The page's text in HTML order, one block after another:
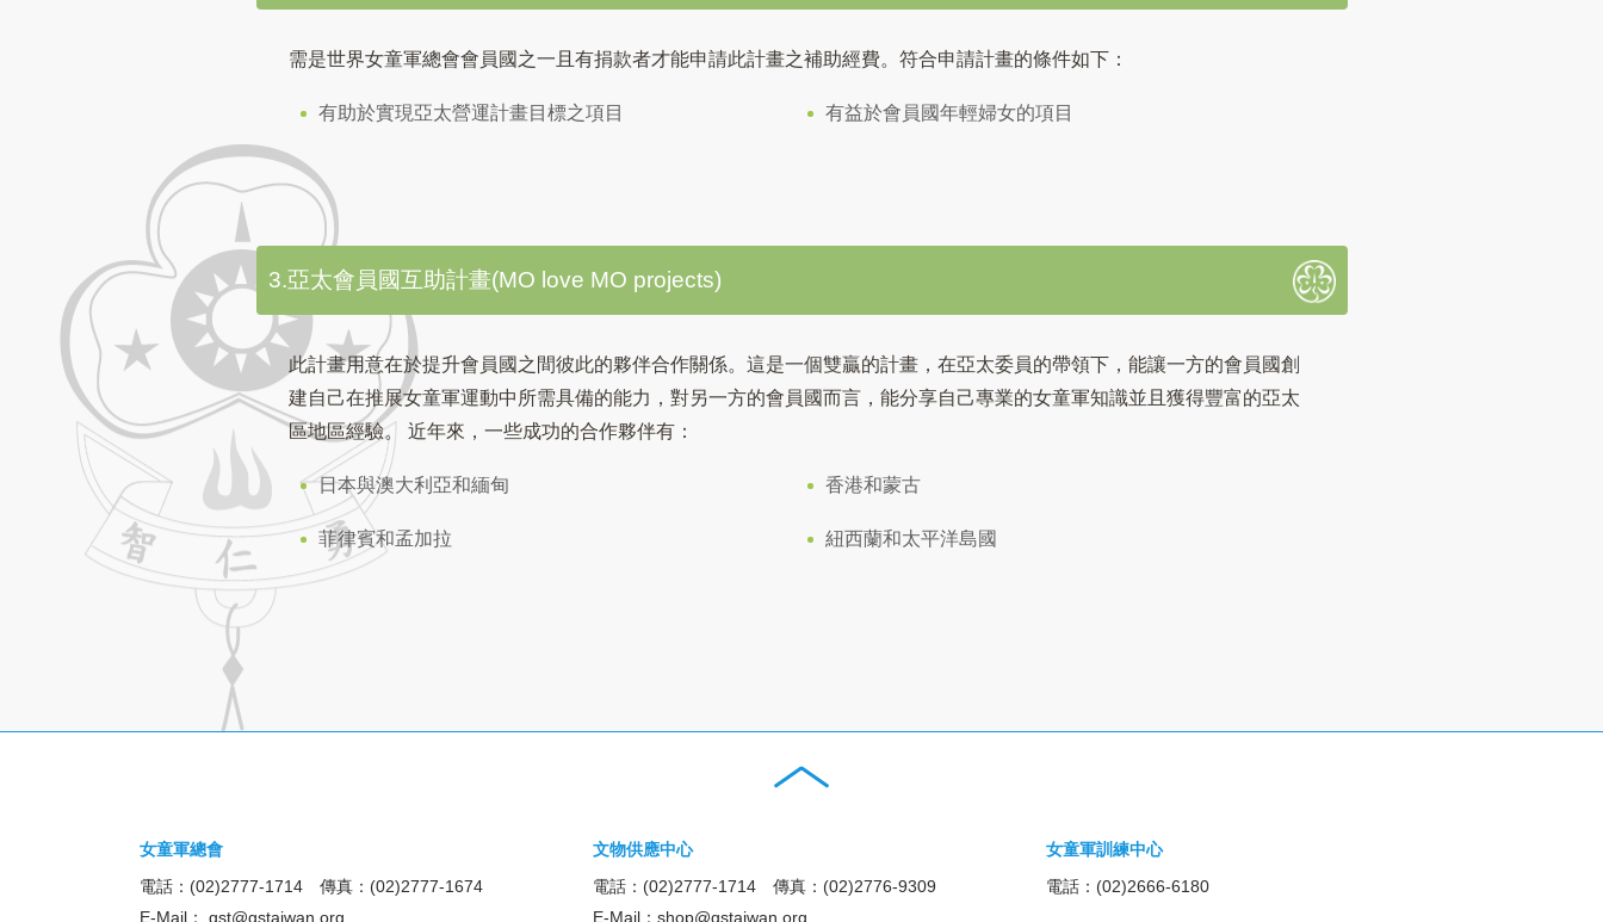
需是世界女童軍總會會員國之一且有捐款者才能申請此計畫之補助經費。符合申請計畫的條件如下：
有助於實現亞太營運計畫目標之項目 有益於會員國年輕婦女的項目
3.亞太會員國互助計畫(MO love MO projects)
此計畫用意在於提升會員國之間彼此的夥伴合作關係。這是一個雙贏的計畫，在亞太委員的帶領下，能讓一方的會員國創
建自己在推展女童軍運動中所需具備的能力，對另一方的會員國而言，能分享自己專業的女童軍知識並且獲得豐富的亞太
區地區經驗。 近年來，一些成功的合作夥伴有：
日本與澳大利亞和緬甸 香港和蒙古
菲律賓和孟加拉 紐西蘭和太平洋島國
女童軍總會
電話：(02)2777-1714 傳真：(02)2777-1674
E-Mail： gst@gstaiwan.org
文物供應中心
電話：(02)2777-1714 傳真：(02)2776-9309
E-Mail： shop@gstaiwan.org
女童軍訓練中心
電話：(02)2666-6180